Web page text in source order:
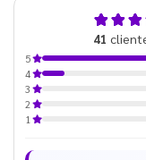
41
5
4
3
2
1